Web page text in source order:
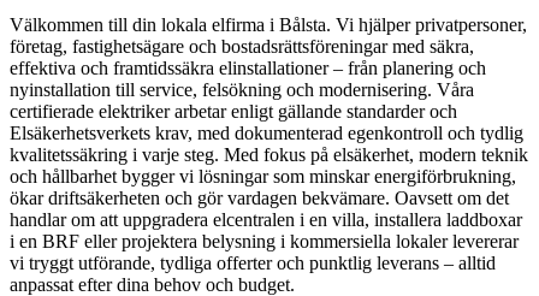
Välkommen till din lokala elfirma i Bålsta. Vi hjälper privatpersoner,
företag, fastighetsägare och bostadsrättsföreningar med säkra,
effektiva och framtidssäkra elinstallationer – från planering och
nyinstallation till service, felsökning och modernisering. Våra
certifierade elektriker arbetar enligt gällande standarder och
Elsäkerhetsverkets krav, med dokumenterad egenkontroll och tydlig
kvalitetssäkring i varje steg. Med fokus på elsäkerhet, modern teknik
och hållbarhet bygger vi lösningar som minskar energiförbrukning,
ökar driftsäkerheten och gör vardagen bekvämare. Oavsett om det
handlar om att uppgradera elcentralen i en villa, installera laddboxar
i en BRF eller projektera belysning i kommersiella lokaler levererar
vi tryggt utförande, tydliga offerter och punktlig leverans – alltid
anpassat efter dina behov och budget.